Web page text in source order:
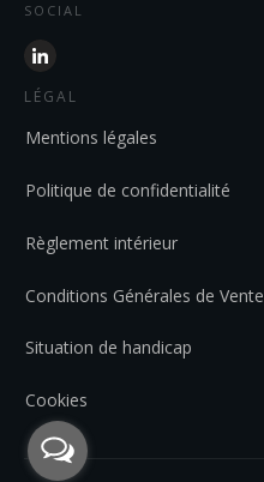
SOCIAL
LÉGAL
Mentions légales
Politique de confidentialité
Règlement intérieur
Conditions Générales de Vente
Situation de handicap
Cookies